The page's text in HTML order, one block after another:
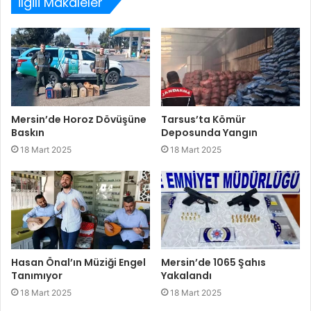
Mersin’de Horoz Dövüşüne
Baskın
18 Mart 2025
Tarsus’ta Kömür
Deposunda Yangın
18 Mart 2025
Hasan Önal’ın Müziği Engel
Tanımıyor
18 Mart 2025
Mersin’de 1065 Şahıs
Yakalandı
18 Mart 2025